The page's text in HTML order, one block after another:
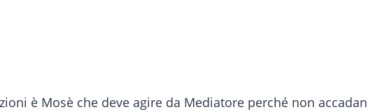
è Mosè che deve agire da Mediatore perché non